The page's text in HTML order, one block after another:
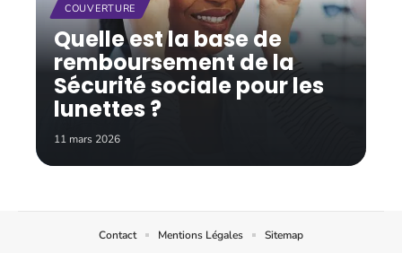
COUVERTURE
Quelle est la base de
remboursement de la
Sécurité sociale pour les
lunettes ?
11 mars 2026
Contact Mentions Légales Sitemap